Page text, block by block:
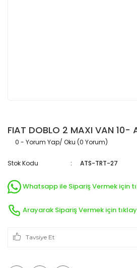
FIAT DOBLO 2 MAXI VAN 10-
0 - Yorum Yap/ Oku (0 Yorum)
Stok Kodu ATS-TRT-27
Whatsapp ile Sipariş Vermek için
Arayarak Sipariş Vermek için
Tavsiye Et